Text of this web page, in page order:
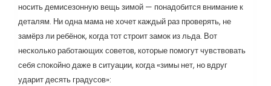
носить демисезонную вещь зимой — понадобится внимание к
деталям. Ни одна мама не хочет каждый раз проверять, не
замёрз ли ребёнок, когда тот строит замок из льда. Вот
несколько работающих советов, которые помогут чувствовать
себя спокойно даже в ситуации, когда «зимы нет, но вдруг
ударит десять градусов»: